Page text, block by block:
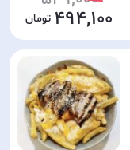
494,100